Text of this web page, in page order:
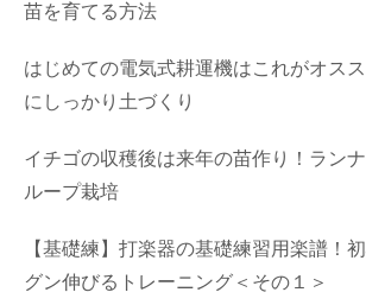
苗を育てる方法
はじめての電気式耕運機はこれがオス
にしっかり土づくり
イチゴの収穫後は来年の苗作り！ラン
ループ栽培
【基礎練】打楽器の基礎練習用楽譜！
グン伸びるトレーニング＜その１＞